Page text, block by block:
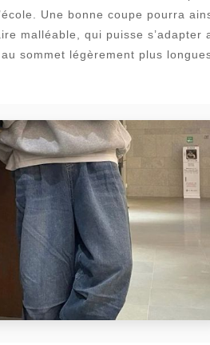
Une bonne coupe pourra
malléable, qui puisse s’adapter
sommet légèrement plus